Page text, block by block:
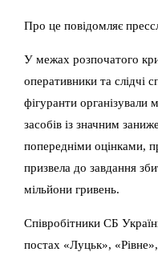
Про це повідомляє
У межах розпочатого
оперативники та слідчі
фігуранти
засобів із значним
попередніми оцінками,
призвела до завдання
мільйони гривень.
Співробітники СБ
постах «Луцьк»,